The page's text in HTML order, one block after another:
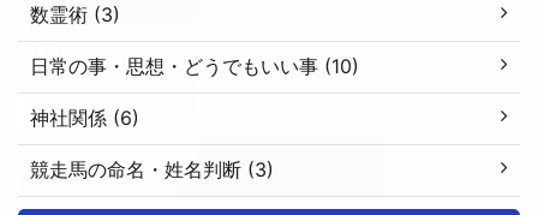
数霊術 (3)
日常の事・思想・どうでもいい事 (10)
神社関係 (6)
競走馬の命名・姓名判断 (3)